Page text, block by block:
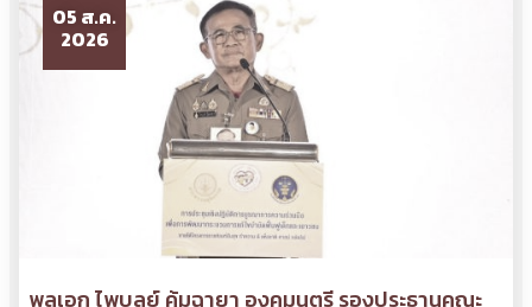
05 ส.ค.
2026
พลเอก ไพบูลย์ คุ้มฉายา องคมนตรี รองประธานคณะ